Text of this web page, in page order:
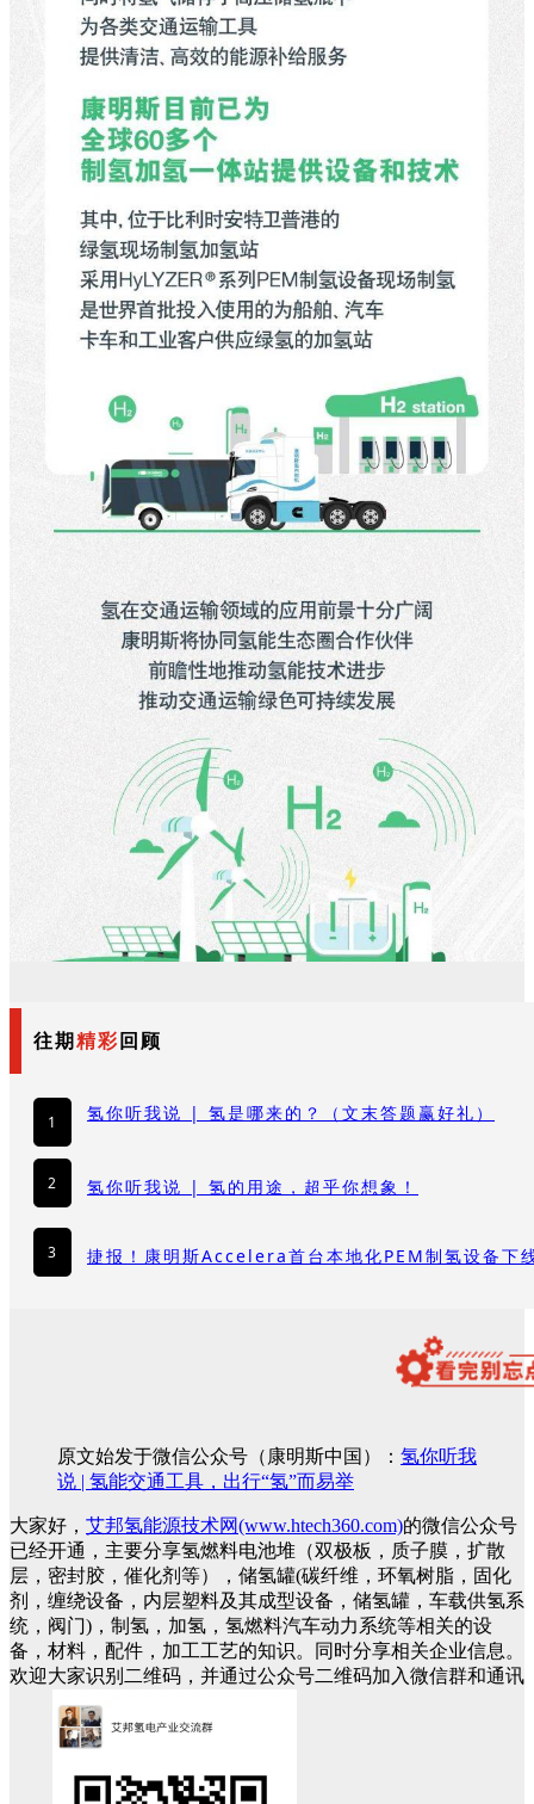
往期精彩回顾
1 氢你听我说 | 氢是哪来的？（文末答题赢好礼）
2 氢你听我说 | 氢的用途，超乎你想象！
3 捷报！康明斯Accelera首台本地化PEM制氢设备下
原文始发于微信公众号（康明斯中国）： 氢你听我
说 | 氢能交通工具，出行“氢”而易举
大家好， 艾邦氢能源技术网(www.htech360.com)的微信公众号
已经开通，主要分享氢燃料电池堆（双极板，质子膜，扩散
层，密封胶，催化剂等），储氢罐(碳纤维，环氧树脂，固化
剂，缠绕设备，内层塑料及其成型设备，储氢罐，车载供氢系
统，阀门)，制氢，加氢，氢燃料汽车动力系统等相关的设
备，材料，配件，加工工艺的知识。同时分享相关企业信息。
欢迎大家识别二维码，并通过公众号二维码加入微信群和通讯